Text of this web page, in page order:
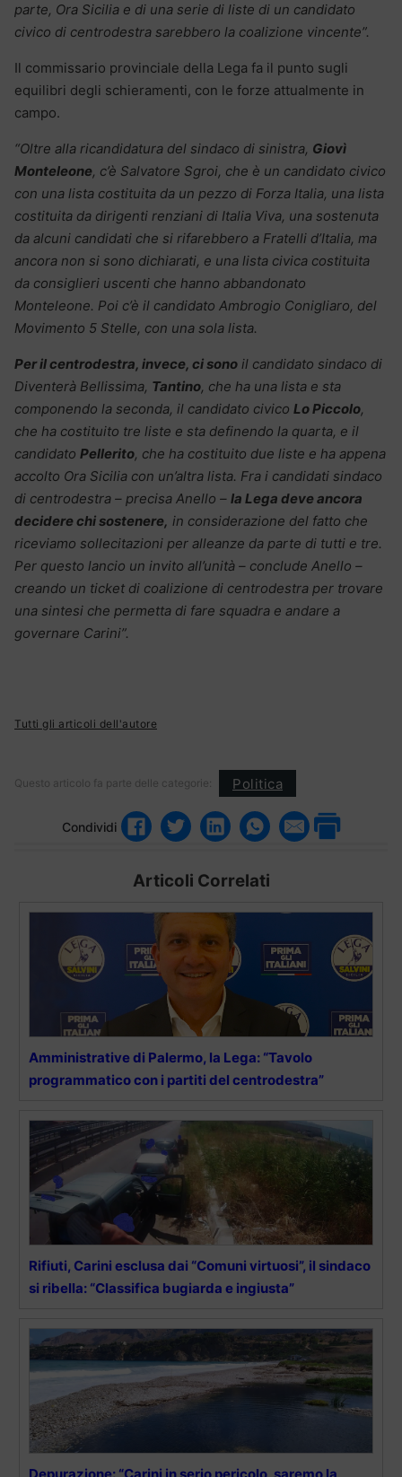
parte, Ora Sicilia e di una serie di liste di un candidato
civico di centrodestra sarebbero la coalizione vincente”.
Il commissario provinciale della Lega fa il punto sugli
equilibri degli schieramenti, con le forze attualmente in
campo.
“Oltre alla ricandidatura del sindaco di sinistra, Giovì
Monteleone, c’è Salvatore Sgroi, che è un candidato civico
con una lista costituita da un pezzo di Forza Italia, una lista
costituita da dirigenti renziani di Italia Viva, una sostenuta
da alcuni candidati che si rifarebbero a Fratelli d’Italia, ma
ancora non si sono dichiarati, e una lista civica costituita
da consiglieri uscenti che hanno abbandonato
Monteleone. Poi c’è il candidato Ambrogio Conigliaro, del
Movimento 5 Stelle, con una sola lista.
Per il centrodestra, invece, ci sono il candidato sindaco di
Diventerà Bellissima, Tantino, che ha una lista e sta
componendo la seconda, il candidato civico Lo Piccolo,
che ha costituito tre liste e sta definendo la quarta, e il
candidato Pellerito, che ha costituito due liste e ha appena
accolto Ora Sicilia con un’altra lista. Fra i candidati sindaco
di centrodestra – precisa Anello – la Lega deve ancora
decidere chi sostenere, in considerazione del fatto che
riceviamo sollecitazioni per alleanze da parte di tutti e tre.
Per questo lancio un invito all’unità – conclude Anello –
creando un ticket di coalizione di centrodestra per trovare
una sintesi che permetta di fare squadra e andare a
governare Carini”.
Tutti gli articoli dell'autore
Questo articolo fa parte delle categorie: Politica
Condividi
Articoli Correlati
Amministrative di Palermo, la Lega: “Tavolo
programmatico con i partiti del centrodestra”
Rifiuti, Carini esclusa dai “Comuni virtuosi”, il sindaco
si ribella: “Classifica bugiarda e ingiusta”